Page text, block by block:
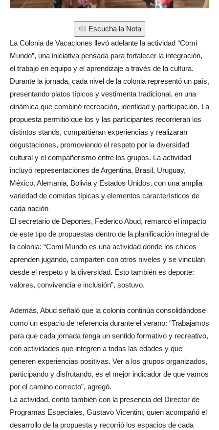
Escucha la Nota
La Colonia de Vacaciones llevó adelante la actividad “Comi
Mundo”, una iniciativa pensada para fortalecer la integración,
el trabajo en equipo y el aprendizaje a través de la cultura.
Durante la jornada, cada nivel de la colonia representó un país,
presentando platos típicos y vestimenta tradicional, en una
dinámica que combinó recreación, identidad y participación. La
propuesta permitió que los y las participantes recorrieran los
distintos stands, compartieran experiencias y realizaran
degustaciones, promoviendo el respeto por la diversidad
cultural y el compañerismo entre los grupos. La actividad
incluyó representaciones de Argentina, Brasil, Uruguay,
México, Alemania, Bolivia y Estados Unidos, con una amplia
variedad de comidas típicas y elementos característicos de
cada nación
El secretario de Deportes, Federico Abud, remarcó el impacto
de este tipo de propuestas dentro de la planificación integral de
la colonia: “Comi Mundo es una actividad donde los chicos
aprenden jugando, comparten con otros niveles y se vinculan
desde el respeto y la diversidad. Esto también es deporte:
valores, convivencia e inclusión”, sostuvo.
Además, Abud señaló que la colonia continúa consolidándose
como un espacio de referencia durante el verano: “Trabajamos
para que cada jornada tenga un sentido formativo y recreativo,
con actividades que integren a todas las edades y que
generen experiencias positivas. Ver a los grupos organizados,
participando y disfrutando, es el mejor indicador de que vamos
por el camino correcto”, agregó.
La actividad, contó también con la presencia del Director de
Programas Especiales, Gustavo Vicentini, quien acompañó el
desarrollo de la propuesta y recorrió los espacios de cada